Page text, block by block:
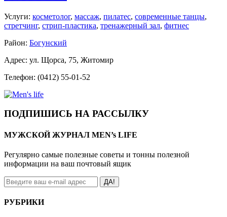
Услуги: косметолог, массаж, пилатес, современные танцы,
стретчинг, стрип-пластика, тренажерный зал, фитнес
Район: Богунский
Адрес: ул. Щорса, 75, Житомир
Телефон: (0412) 55-01-52
ПОДПИШИСЬ НА РАССЫЛКУ
МУЖСКОЙ ЖУРНАЛ MEN’s LIFE
Регулярно самые полезные советы и тонны полезной
информации на ваш почтовый ящик
ДА!
РУБРИКИ